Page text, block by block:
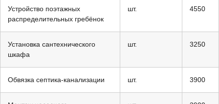
Устройство поэтажных
распределительных гребёнок
шт. 4550
Установка сантехнического
шкафа
шт. 3250
Обвязка септика-канализации шт. 3900